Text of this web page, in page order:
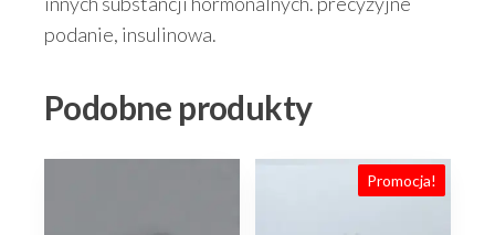
podanie, insulinowa.
Podobne produkty
Promocja!